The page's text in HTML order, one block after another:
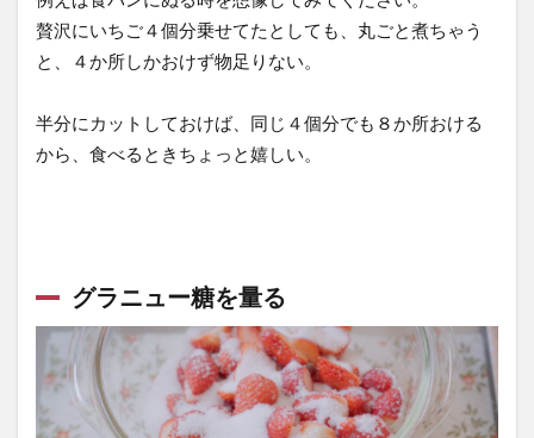
3
消
し
た
る
4
す
食
贅沢にいちご４個分乗せてたとしても、丸ごと煮ちゃう
と、４か所しかおけず物足りない。
半分にカットしておけば、同じ４個分でも８か所おける
から、食べるときちょっと嬉しい。
グラニュー糖を量る